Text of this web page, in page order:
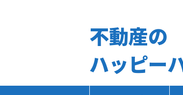
不動産の
ハッピー